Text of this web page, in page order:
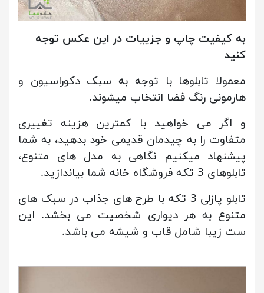
به کیفیت چاپ و جزییات در این عکس توجه
کنید
معمولا تابلوها با توجه به سبک دکوراسیون و
هارمونی رنگ فضا انتخاب میشوند.
و اگر می خواهید با کمترین هزینه تغییری
متفاوت را به چیدمان قدیمی خود بدهید، به شما
پیشنهاد میکنیم نگاهی به مدل های متنوع،
تابلوهای 3 تکه فروشگاه خانه شما بیاندازید.
تابلو پازلی 3 تکه با طرح های جذاب در سبک های
متنوع به هر دیواری شخصیت می بخشد. این
ست زیبا شامل قاب و شیشه می باشد.